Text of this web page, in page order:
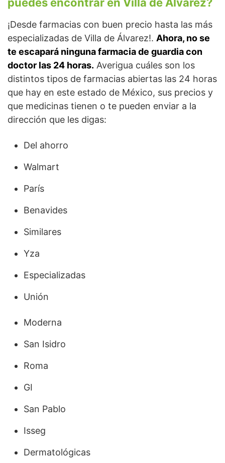
¡Desde farmacias con buen precio hasta las más
especializadas de Villa de Álvarez!. Ahora, no se
te escapará ninguna farmacia de guardia con
doctor las 24 horas. Averigua cuáles son los
distintos tipos de farmacias abiertas las 24 horas
que hay en este estado de México, sus precios y
que medicinas tienen o te pueden enviar a la
dirección que les digas:
Del ahorro
Walmart
París
Benavides
Similares
Yza
Especializadas
Unión
Moderna
San Isidro
Roma
GI
San Pablo
Isseg
Dermatológicas